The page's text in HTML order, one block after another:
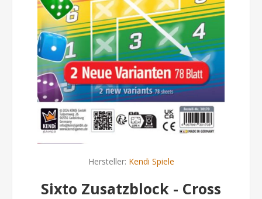
Hersteller: Kendi Spiele
Sixto Zusatzblock - Cross